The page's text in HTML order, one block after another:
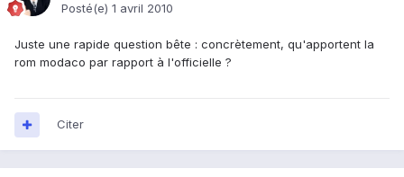
Posté(e) 1 avril 2010
Juste une rapide question bête : concrètement, qu'apportent la
rom modaco par rapport à l'officielle ?
Citer